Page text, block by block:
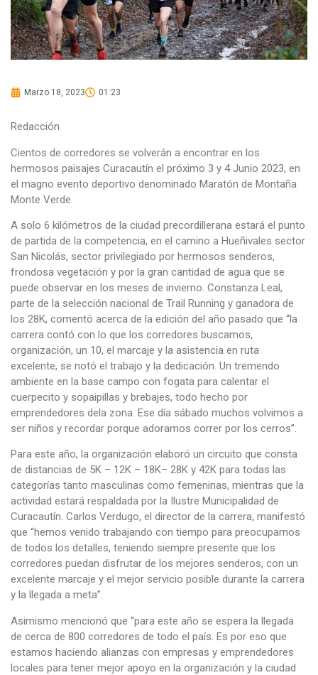
Marzo 18, 2023 01:23
Redacción
Cientos de corredores se volverán a encontrar en los
hermosos paisajes Curacautín el próximo 3 y 4 Junio 2023, en
el magno evento deportivo denominado Maratón de Montaña
Monte Verde.
A solo 6 kilómetros de la ciudad precordillerana estará el punto
de partida de la competencia, en el camino a Hueñivales sector
San Nicolás, sector privilegiado por hermosos senderos,
frondosa vegetación y por la gran cantidad de agua que se
puede observar en los meses de invierno. Constanza Leal,
parte de la selección nacional de Trail Running y ganadora de
los 28K, comentó acerca de la edición del año pasado que “la
carrera contó con lo que los corredores buscamos,
organización, un 10, el marcaje y la asistencia en ruta
excelente, se notó el trabajo y la dedicación. Un tremendo
ambiente en la base campo con fogata para calentar el
cuerpecito y sopaipillas y brebajes, todo hecho por
emprendedores dela zona. Ese día sábado muchos volvimos a
ser niños y recordar porque adoramos correr por los cerros”.
Para este año, la organización elaboró un circuito que consta
de distancias de 5K – 12K – 18K– 28K y 42K para todas las
categorías tanto masculinas como femeninas, mientras que la
actividad estará respaldada por la Ilustre Municipalidad de
Curacautín. Carlos Verdugo, el director de la carrera, manifestó
que “hemos venido trabajando con tiempo para preocuparnos
de todos los detalles, teniendo siempre presente que los
corredores puedan disfrutar de los mejores senderos, con un
excelente marcaje y el mejor servicio posible durante la carrera
y la llegada a meta”.
Asimismo mencionó que “para este año se espera la llegada
de cerca de 800 corredores de todo el país. Es por eso que
estamos haciendo alianzas con empresas y emprendedores
locales para tener mejor apoyo en la organización y la ciudad